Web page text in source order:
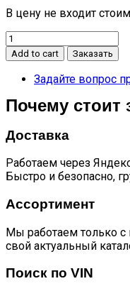
В цену не входит
Щуп
масляный
двигателя
JS6
Add to cart Заказать
Задайте вопрос
Почему стоит
Доставка
Работаем через
Быстро и безопасно,
Ассортимент
Мы работаем только с
свой актуальный
Поиск по VIN